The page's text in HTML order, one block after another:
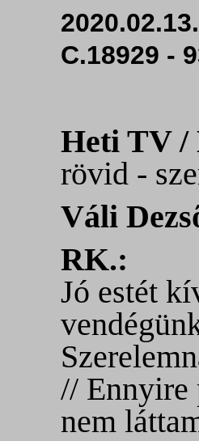
C.18929 -
Heti TV /
rövid -
Váli
RK.:
Jó estét
// Ennyire
nem